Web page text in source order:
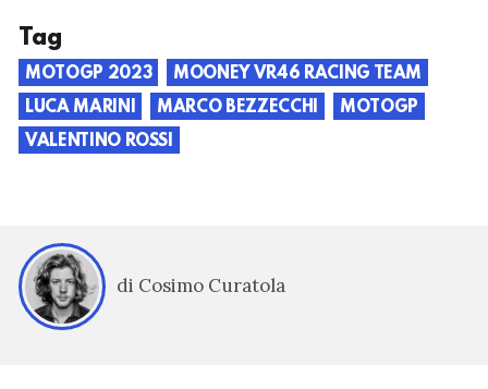
Tag
MOTOGP 2023
MOONEY VR46 RACING TEAM
LUCA MARINI
MARCO BEZZECCHI
MOTOGP
VALENTINO ROSSI
di Cosimo Curatola